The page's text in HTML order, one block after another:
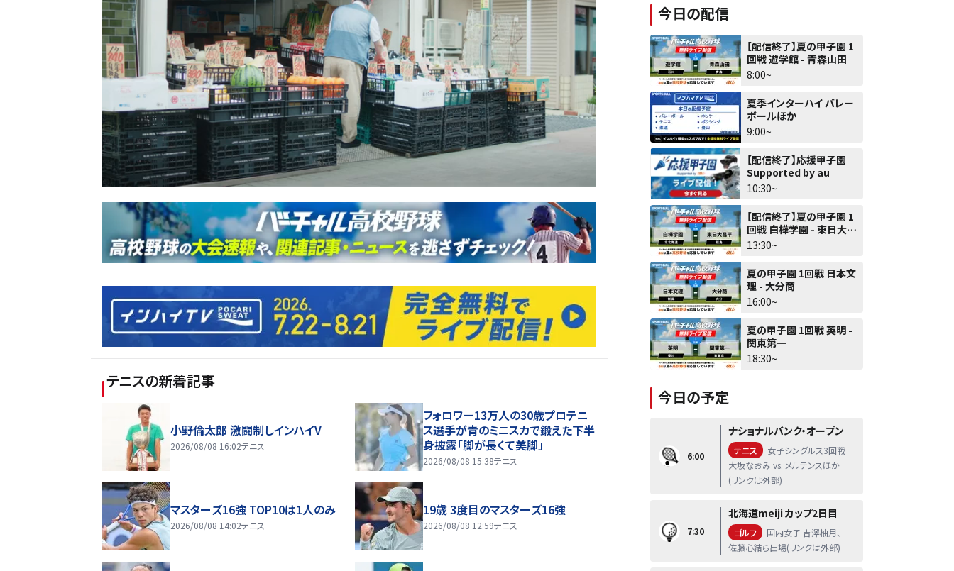
テニスの新着記事
小野倫太郎 激闘制しインハイV
2026/08/08 16:02テニス
フォロワー13万人の30歳プロテニ
ス選手が青のミニスカで鍛えた下半
身披露「脚が長くて美脚」
2026/08/08 15:38テニス
マスターズ16強 TOP10は1人のみ
2026/08/08 14:02テニス
19歳 3度目のマスターズ16強
2026/08/08 12:59テニス
今日の配信
【配信終了】夏の甲子園 1
回戦 遊学館 - 青森山田
8:00~
夏季インターハイ バレー
ボールほか
9:00~
【配信終了】応援甲子園
Supported by au
10:30~
【配信終了】夏の甲子園 1
回戦 白樺学園 - 東日大昌
平
13:30~
夏の甲子園 1回戦 日本文
理 - 大分商
16:00~
夏の甲子園 1回戦 英明 -
関東第一
18:30~
今日の予定
6:00
ナショナルバンク・オープン
テニス
女子シングルス3回戦
大坂なおみ vs. メルテンスほか
(リンクは外部)
7:30
北海道meiji カップ2日目
ゴルフ
国内女子 吉澤柚月、
佐藤心結ら出場(リンクは外部)